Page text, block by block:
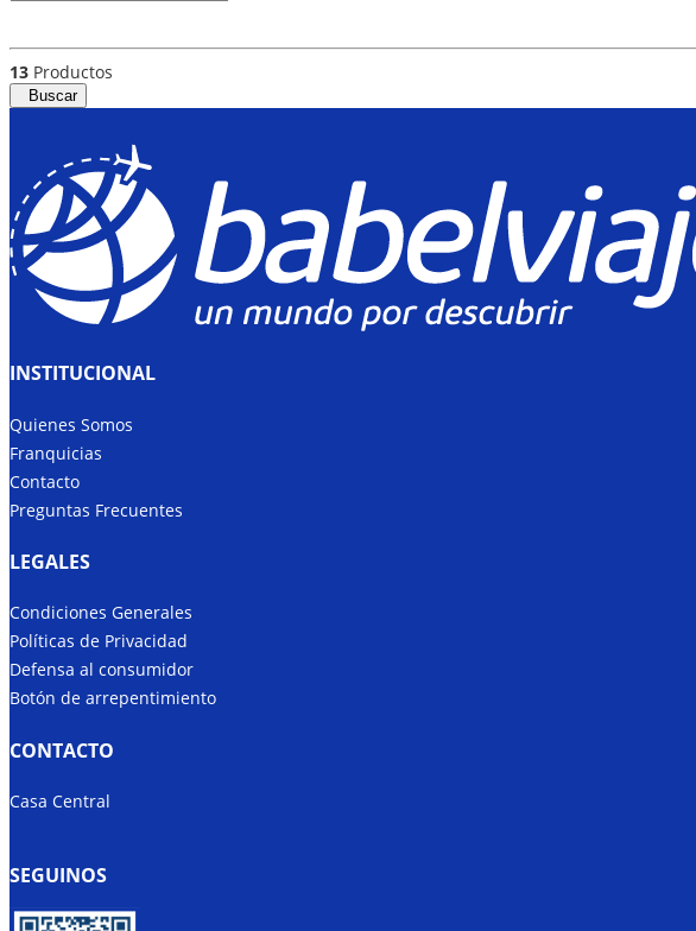
13 Productos
Buscar
INSTITUCIONAL
Quienes Somos
Franquicias
Contacto
Preguntas Frecuentes
LEGALES
Condiciones Generales
Políticas de Privacidad
Defensa al consumidor
Botón de arrepentimiento
CONTACTO
Casa Central
SEGUINOS